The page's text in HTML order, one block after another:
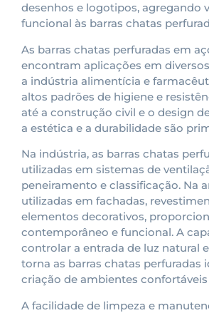
desenhos e logotipos, agregando
funcional às barras chatas
As barras chatas perfuradas em
encontram aplicações em
a indústria alimentícia e
altos padrões de higiene e
até a construção civil e o design
a estética e a durabilidade são
Na indústria, as barras chatas
utilizadas em sistemas de
peneiramento e classificação. Na
utilizadas em fachadas,
elementos decorativos,
contemporâneo e funcional. A
controlar a entrada de luz natural
torna as barras chatas perfuradas
criação de ambientes
A facilidade de limpeza e